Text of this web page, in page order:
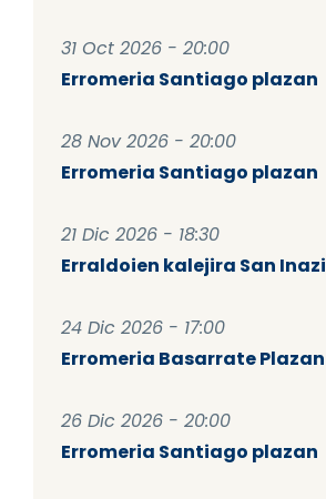
31 Oct 2026 - 20:00
Erromeria Santiago plazan
28 Nov 2026 - 20:00
Erromeria Santiago plazan
21 Dic 2026 - 18:30
Erraldoien kalejira San
24 Dic 2026 - 17:00
Erromeria Basarrate Plazan
26 Dic 2026 - 20:00
Erromeria Santiago plazan